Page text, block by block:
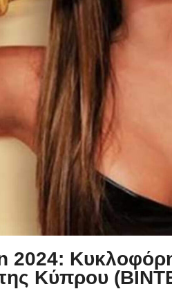
2024:
Κύπρου